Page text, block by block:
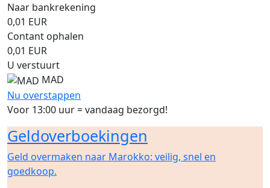
Naar bankrekening
0,01 EUR
Contant ophalen
0,01 EUR
U verstuurt
MAD
Nu overstappen
Voor 13:00 uur = vandaag bezorgd!
Geldoverboekingen
Geld overmaken naar Marokko: veilig, snel en
goedkoop.